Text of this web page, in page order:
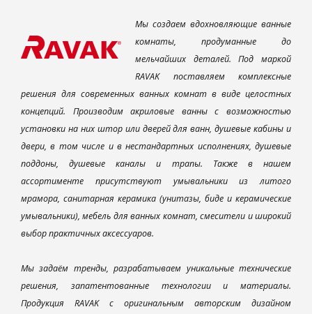
Мы создаем вдохновляющие ванные
комнаты, продуманные до
мельчайших деталей. Под маркой
RAVAK поставляем комплексные
решения для современных ванных комнат в виде целостных
концепций. Производим акриловые ванны с возможностью
установки на них штор или дверей для ванн, душевые кабины и
двери, в том числе и в нестандартных исполнениях, душевые
поддоны, душевые каналы и трапы. Также в нашем
ассортименте присутствуют умывальники из литого
мрамора, санитарная керамика (унитазы, биде и керамические
умывальники), мебель для ванных комнат, смесители и широкий
выбор практичных аксессуаров.
Мы задаём тренды, разрабатываем уникальные технические
решения, запатентованные технологии и материалы.
Продукция RAVAK с оригинальным авторским дизайном